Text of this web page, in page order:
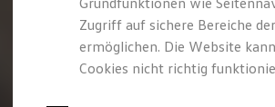
Leasing-Angebote
Gebrauchtwagen Leasing
Junge Gebrauchtwagen-
Elektroauto Leasing
Kleinwagen-Leasing
Zugriff auf sichere Bereiche
ermöglichen. Die Website
Cookies nicht richtig